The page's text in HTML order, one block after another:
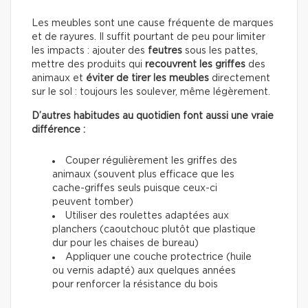
Les meubles sont une cause fréquente de marques
et de rayures. Il suffit pourtant de peu pour limiter
les impacts : ajouter des feutres sous les pattes,
mettre des produits qui recouvrent les griffes des
animaux et éviter de tirer les meubles directement
sur le sol : toujours les soulever, même légèrement.
D’autres habitudes au quotidien font aussi une vraie
différence :
Couper régulièrement les griffes des
animaux (souvent plus efficace que les
cache-griffes seuls puisque ceux-ci
peuvent tomber)
Utiliser des roulettes adaptées aux
planchers (caoutchouc plutôt que plastique
dur pour les chaises de bureau)
Appliquer une couche protectrice (huile
ou vernis adapté) aux quelques années
pour renforcer la résistance du bois